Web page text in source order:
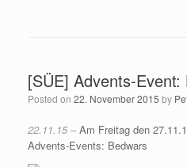
[SÜE] Advents-
Posted on 22. November 2015 by
22.11.15 –Am Freitag den
Advents-Events: Bedwars